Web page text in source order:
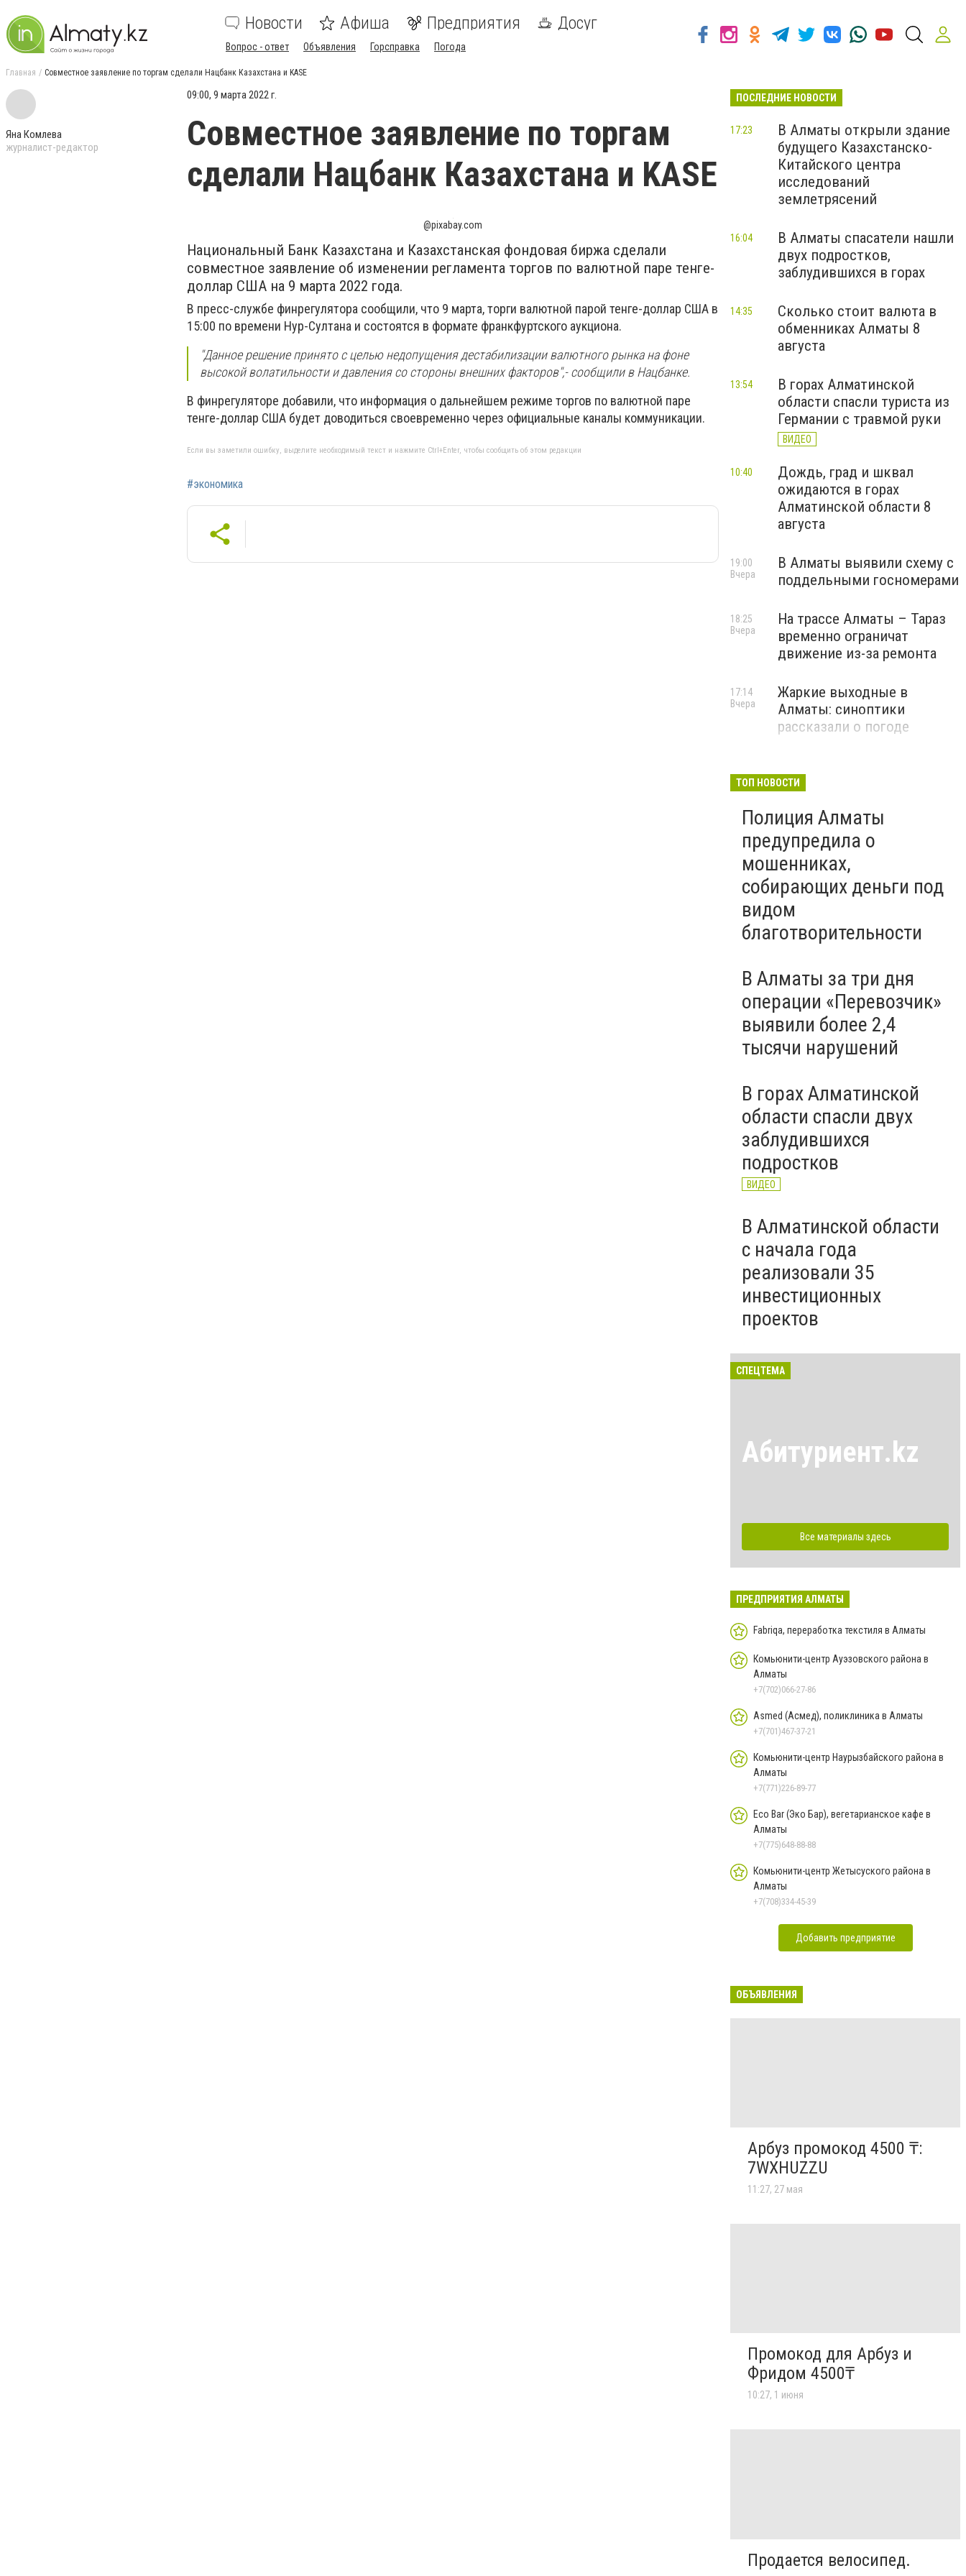
Новости Афиша Предприятия Досуг
Вопрос - ответ Объявления Горсправка Погода
Главная Совместное заявление по торгам сделали Нацбанк Казахстана и KASE
Яна Комлева
журналист-редактор
09:00, 9 марта 2022 г.
Совместное заявление по торгам
сделали Нацбанк Казахстана и KASE
@pixabay.com
Национальный Банк Казахстана и Казахстанская фондовая биржа сделали
совместное заявление об изменении регламента торгов по валютной паре тенге-
доллар США на 9 марта 2022 года.
В пресс-службе финрегулятора сообщили, что 9 марта, торги валютной парой тенге-доллар США в
15:00 по времени Нур-Султана и состоятся в формате франкфуртского аукциона.
"Данное решение принято с целью недопущения дестабилизации валютного рынка на фоне
высокой волатильности и давления со стороны внешних факторов",- сообщили в Нацбанке.
В финрегуляторе добавили, что информация о дальнейшем режиме торгов по валютной паре
тенге-доллар США будет доводиться своевременно через официальные каналы коммуникации.
Если вы заметили ошибку, выделите необходимый текст и нажмите Ctrl+Enter, чтобы сообщить об этом редакции
#экономика
ПОСЛЕДНИЕ НОВОСТИ
В Алматы открыли здание
будущего Казахстанско-
Китайского центра
исследований
землетрясений
17:23
В Алматы спасатели нашли
двух подростков,
заблудившихся в горах
16:04
Сколько стоит валюта в
обменниках Алматы 8
августа
14:35
В горах Алматинской
области спасли туриста из
Германии с травмой руки
ВИДЕО
13:54
Дождь, град и шквал
ожидаются в горах
Алматинской области 8
августа
10:40
В Алматы выявили схему с
поддельными госномерами
19:00
Вчера
На трассе Алматы – Тараз
временно ограничат
движение из-за ремонта
18:25
Вчера
Жаркие выходные в
Алматы: синоптики
рассказали о погоде
17:14
Вчера
ТОП НОВОСТИ
Полиция Алматы
предупредила о
мошенниках,
собирающих деньги под
видом
благотворительности
В Алматы за три дня
операции «Перевозчик»
выявили более 2,4
тысячи нарушений
В горах Алматинской
области спасли двух
заблудившихся
подростков
ВИДЕО
В Алматинской области
с начала года
реализовали 35
инвестиционных
проектов
СПЕЦТЕМА
Абитуриент.kz
Все материалы здесь
ПРЕДПРИЯТИЯ АЛМАТЫ
Fabriqa, переработка текстиля в Алматы
Комьюнити-центр Ауэзовского района в
Алматы
+7(702)066-27-86
Asmed (Асмед), поликлиника в Алматы
+7(701)467-37-21
Комьюнити-центр Наурызбайского района в
Алматы
+7(771)226-89-77
Eco Bar (Эко Бар), вегетарианское кафе в
Алматы
+7(775)648-88-88
Комьюнити-центр Жетысуского района в
Алматы
+7(708)334-45-39
Добавить предприятие
ОБЪЯВЛЕНИЯ
Арбуз промокод 4500 ₸:
7WXHUZZU
11:27, 27 мая
Промокод для Арбуз и
Фридом 4500₸
10:27, 1 июня
Продается велосипед.